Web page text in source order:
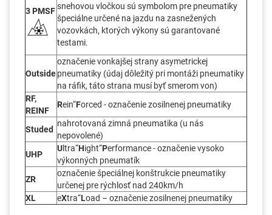
3 PMSFsnehovou vločkou sú symbolom pre pneumatiky
špeciálne určené na jazdu na zasnežených
vozovkách, ktorých výkony sú garantované
testami.
Outside
označenie vonkajšej strany asymetrickej
pneumatiky (údaj dôležitý pri montáži pneumatiky
na ráfik, táto strana musí byť smerom von)
RF,
REINF
Rein“Forced - označenie zosilnenej pneumatiky
Studed
nahrotovaná zimná pneumatika (u nás
nepovolené)
UHP
Ultra“Hight“Performance - označenie vysoko
výkonných pneumatík
ZR
označenie špeciálnej konštrukcie pneumatiky
určenej pre rýchlosť nad 240km/h
XL
eXtra“Load – označenie zosilnenej pneumatiky